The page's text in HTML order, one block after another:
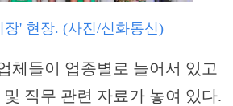
장' 현장. (사진/신화통신)
체들이 업종별로 늘어서 있고
직무 관련 자료가 놓여 있다.